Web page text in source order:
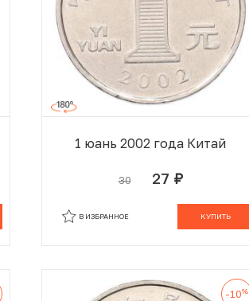
1 юань 2002 года Китай
30 27 руб.
КУПИТЬ
В ИЗБРАННОЕ
-10%